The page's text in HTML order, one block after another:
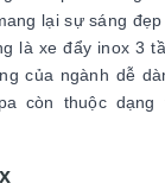
lại sự sáng
là xe đẩy inox 3
của ngành dễ
còn thuộc